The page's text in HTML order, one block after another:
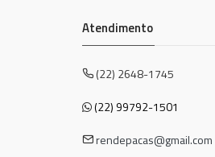
Atendimento
(22) 2648-1745
(22) 99792-1501
rendepacas@gmail.com